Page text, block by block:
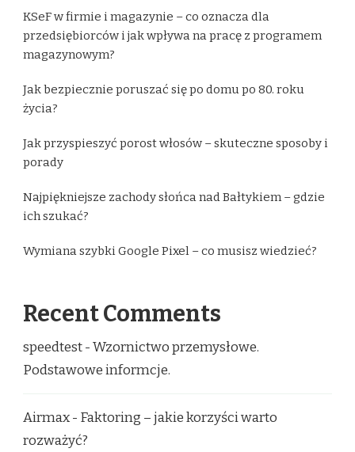
KSeF w firmie i magazynie – co oznacza dla
przedsiębiorców i jak wpływa na pracę z programem
magazynowym?
Jak bezpiecznie poruszać się po domu po 80. roku
życia?
Jak przyspieszyć porost włosów – skuteczne sposoby i
porady
Najpiękniejsze zachody słońca nad Bałtykiem – gdzie
ich szukać?
Wymiana szybki Google Pixel – co musisz wiedzieć?
Recent Comments
speedtest-Wzornictwo przemysłowe.
Podstawowe informcje.
Airmax- Faktoring – jakie korzyści warto
rozważyć?